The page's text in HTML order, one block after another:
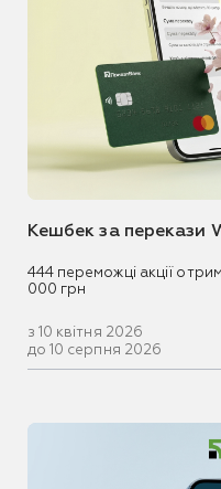
Кешбек за перекази
444 переможці акції
000 грн
з 10 квітня 2026
до 10 серпня 2026